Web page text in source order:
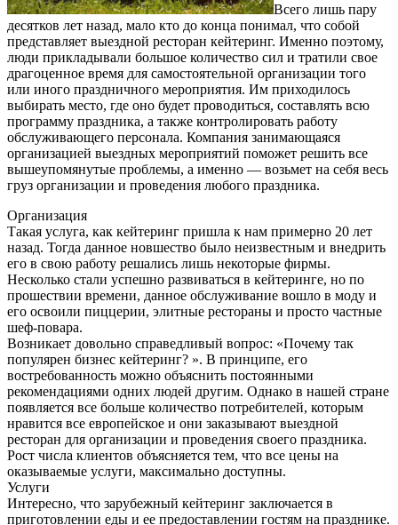
Всего лишь пару
десятков лет назад, мало кто до конца понимал, что собой
представляет выездной ресторан кейтеринг. Именно поэтому,
люди прикладывали большое количество сил и тратили свое
драгоценное время для самостоятельной организации того
или иного праздничного мероприятия. Им приходилось
выбирать место, где оно будет проводиться, составлять всю
программу праздника, а также контролировать работу
обслуживающего персонала. Компания занимающаяся
организацией выездных мероприятий поможет решить все
вышеупомянутые проблемы, а именно — возьмет на себя весь
груз организации и проведения любого праздника.
Организация
Такая услуга, как кейтеринг пришла к нам примерно 20 лет
назад. Тогда данное новшество было неизвестным и внедрить
его в свою работу решались лишь некоторые фирмы.
Несколько стали успешно развиваться в кейтеринге, но по
прошествии времени, данное обслуживание вошло в моду и
его освоили пиццерии, элитные рестораны и просто частные
шеф-повара.
Возникает довольно справедливый вопрос: «Почему так
популярен бизнес кейтеринг? ». В принципе, его
востребованность можно объяснить постоянными
рекомендациями одних людей другим. Однако в нашей стране
появляется все больше количество потребителей, которым
нравится все европейское и они заказывают выездной
ресторан для организации и проведения своего праздника.
Рост числа клиентов объясняется тем, что все цены на
оказываемые услуги, максимально доступны.
Услуги
Интересно, что зарубежный кейтеринг заключается в
приготовлении еды и ее предоставлении гостям на празднике.